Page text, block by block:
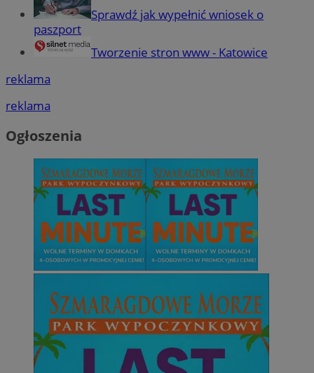
Sprawdź jak wypełnić wniosek o
paszport
Tworzenie stron www - Katowice
reklama
reklama
Ogłoszenia